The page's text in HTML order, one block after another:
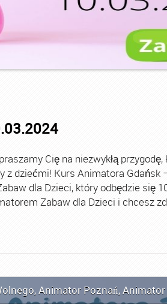
Cię na niezwykłą
z dziećmi! Kurs Animatora Gdańsk
dla Dzieci, który odbędzie się
Zabaw dla Dzieci i chcesz
,Animator Poznań,Animator